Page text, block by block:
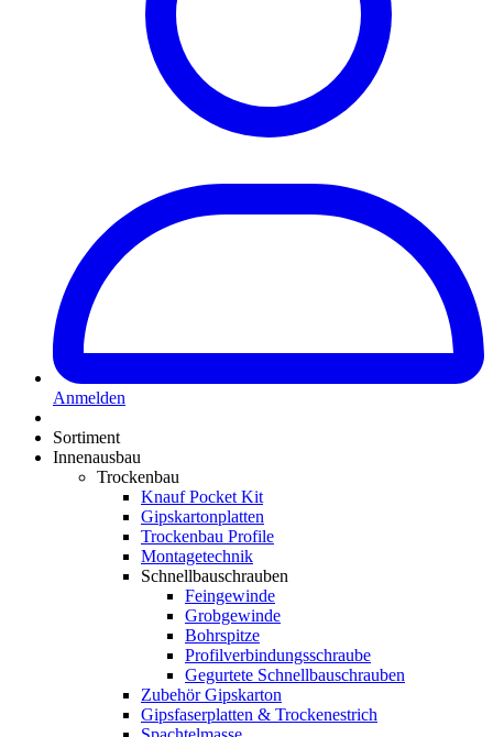
Anmelden
Sortiment
Innenausbau
Trockenbau
Knauf Pocket Kit
Gipskartonplatten
Trockenbau Profile
Montagetechnik
Schnellbauschrauben
Feingewinde
Grobgewinde
Bohrspitze
Profilverbindungsschraube
Gegurtete Schnellbauschrauben
Zubehör Gipskarton
Gipsfaserplatten & Trockenestrich